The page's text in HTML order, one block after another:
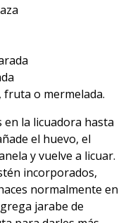
fruta o mermelada.
en la licuadora hasta
el huevo, el
y vuelve a licuar.
incorporados,
normalmente en
jarabe de